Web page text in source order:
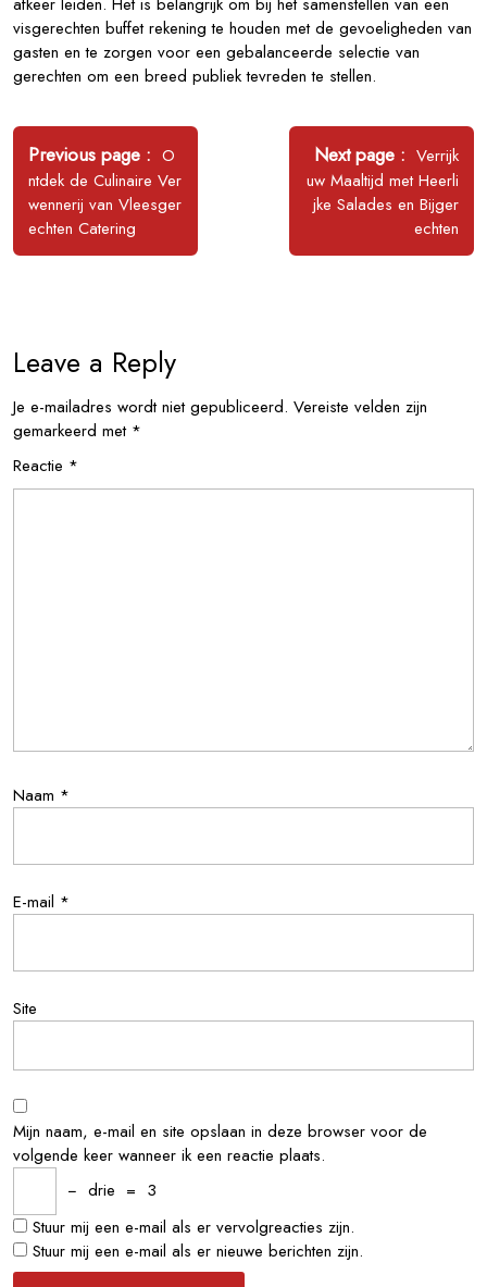
visgerechten buffet rekening te houden met de gevoeligheden van
gasten en te zorgen voor een gebalanceerde selectie van
gerechten om een breed publiek tevreden te stellen.
Bericht
navigatie
Previous page
Older
Posts
O
ntdek de Culinaire Ver
wennerij van Vleesger
echten Catering
Next page
Newer
Posts
Verrijk
uw Maaltijd met Heerli
jke Salades en Bijger
echten
Leave a Reply
Je e-mailadres wordt niet gepubliceerd. Vereiste velden zijn
gemarkeerd met *
Reactie *
Naam *
E-mail *
Site
Mijn naam, e-mail en site opslaan in deze browser voor de
volgende keer wanneer ik een reactie plaats.
− drie = 3
Stuur mij een e-mail als er vervolgreacties zijn.
Stuur mij een e-mail als er nieuwe berichten zijn.